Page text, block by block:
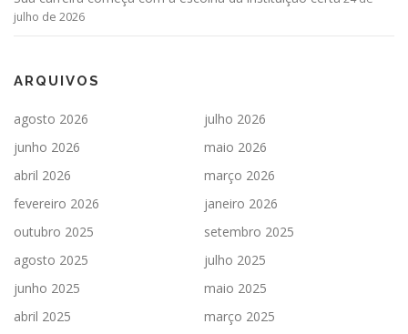
julho de 2026
ARQUIVOS
agosto 2026
julho 2026
junho 2026
maio 2026
abril 2026
março 2026
fevereiro 2026
janeiro 2026
outubro 2025
setembro 2025
agosto 2025
julho 2025
junho 2025
maio 2025
abril 2025
março 2025